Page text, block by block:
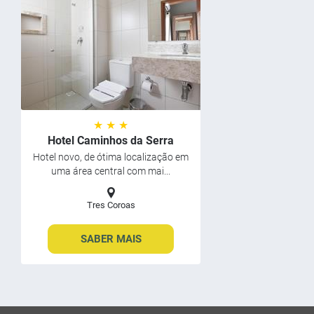
★ ★ ★
Hotel Caminhos da Serra
Hotel novo, de ótima localização em
uma área central com mai...
Tres Coroas
SABER MAIS